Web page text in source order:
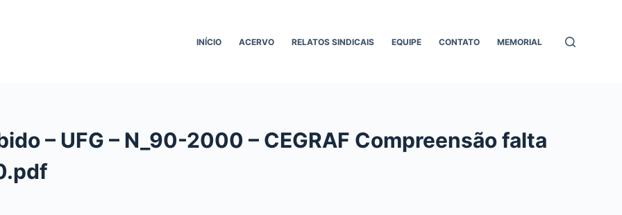
INÍCIO ACERVO RELATOS SINDICAIS EQUIPE CONTATO MEMORIAL
– UFG – N_90-2000 – CEGRAF Compreensão falta